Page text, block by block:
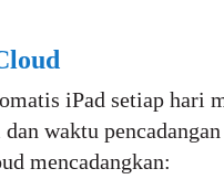
iPad setiap hari
waktu
mencadangkan: